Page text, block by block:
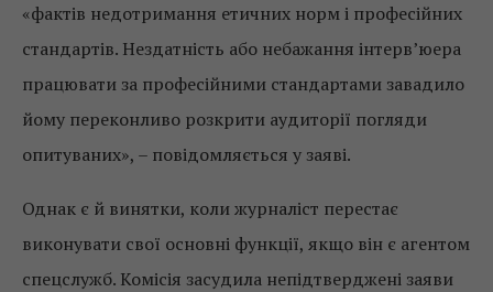
«фактів недотримання етичних норм і професійних
стандартів. Нездатність або небажання інтерв’юера
працювати за професійними стандартами завадило
йому переконливо розкрити аудиторії погляди
опитуваних», – повідомляється у заяві.
Однак є й винятки, коли журналіст перестає
виконувати свої основні функції, якщо він є агентом
спецслужб. Комісія засудила непідтверджені заяви